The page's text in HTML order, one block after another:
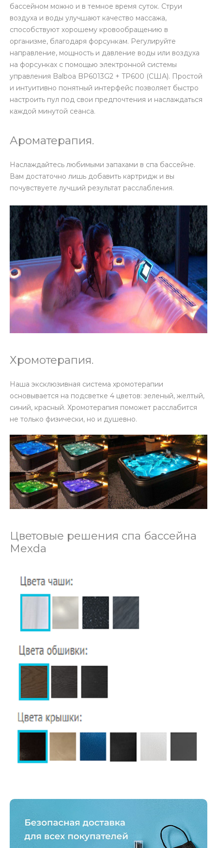
бассейном можно и в темное время суток. Струи
воздуха и воды улучшают качество массажа,
способствуют хорошему кровообращению в
организме, благодаря форсункам. Регулируйте
направление, мощность и давление воды или воздуха
на форсунках с помощью электронной системы
управления Balboa BP6013G2 + TP600 (США). Простой
и интуитивно понятный интерфейс позволяет быстро
настроить пул под свои предпочтения и наслаждаться
каждой минутой сеанса.
Ароматерапия.
Наслаждайтесь любимыми запахами в спа бассейне.
Вам достаточно лишь добавить картридж и вы
почувствуете лучший результат расслабления.
Хромотерапия.
Наша эксклюзивная система хромотерапии
основывается на подсветке 4 цветов: зеленый, желтый,
синий, красный. Хромотерапия поможет расслабится
не только физически, но и душевно.
Цветовые решения спа бассейна
Mexda